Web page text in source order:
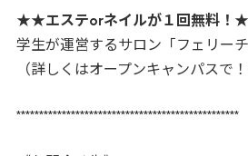
★★エステorネイルが１回無料！
学生が運営するサロン「フェリー
（詳しくはオープンキャンパスで！
*************************************************